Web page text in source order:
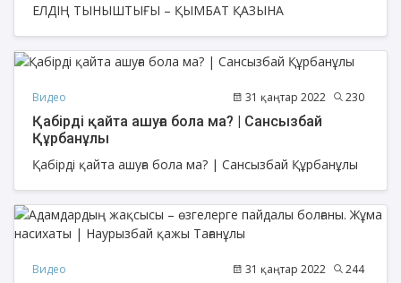
ЕЛДІҢ ТЫНЫШТЫҒЫ – ҚЫМБАТ ҚАЗЫНА
Видео 31 қаңтар 2022 230
Қабірді қайта ашуға бола ма? | Сансызбай
Құрбанұлы
Қабірді қайта ашуға бола ма? | Сансызбай Құрбанұлы
Видео 31 қаңтар 2022 244